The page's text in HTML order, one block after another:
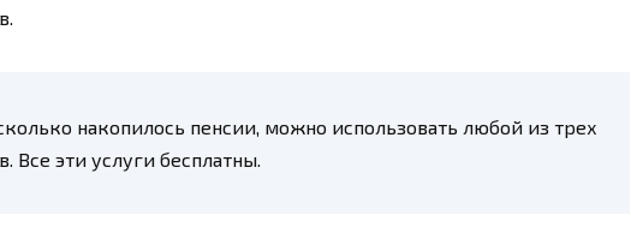
накопилось пенсии, можно использовать любой из трех
Все эти услуги бесплатны.